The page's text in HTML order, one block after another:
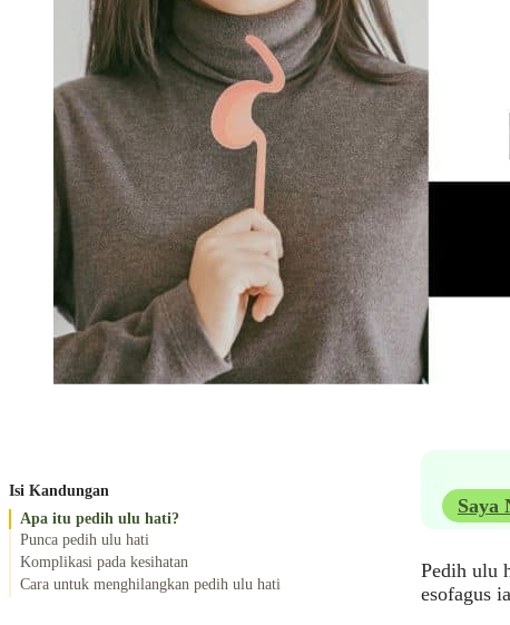
Isi Kandungan
Apa itu pedih ulu hati?
Punca pedih ulu hati
Komplikasi pada kesihatan
Cara untuk menghilangkan pedih ulu hati
Saya
Pedih ulu
esofagus